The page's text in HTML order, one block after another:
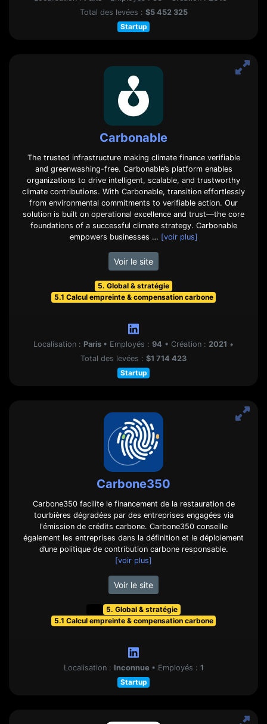
Total des levées : $5 452 325
Startup
Carbonable
The trusted infrastructure making climate finance verifiable
and greenwashing-free. Carbonable’s platform enables
organizations to drive intelligent, scalable, and trustworthy
climate contributions. With Carbonable, transition effortlessly
from environmental commitments to verifiable action. Our
solution is built on operational excellence and trust—the core
foundations of a successful climate strategy. Carbonable
empowers businesses … [voir plus]
Voir le site
5. Global & stratégie
5.1 Calcul empreinte & compensation carbone
Localisation : Paris • Employés : 94 • Création : 2021 •
Total des levées : $1 714 423
Startup
Carbone350
Carbone350 facilite le financement de la restauration de
tourbières dégradées par des entreprises engagées via
l'émission de crédits carbone. Carbone350 conseille
également les entreprises dans la définition et le déploiement
d’une politique de contribution carbone responsable.
[voir plus]
Voir le site
5. Global & stratégie
5.1 Calcul empreinte & compensation carbone
Localisation : Inconnue • Employés : 1
Startup